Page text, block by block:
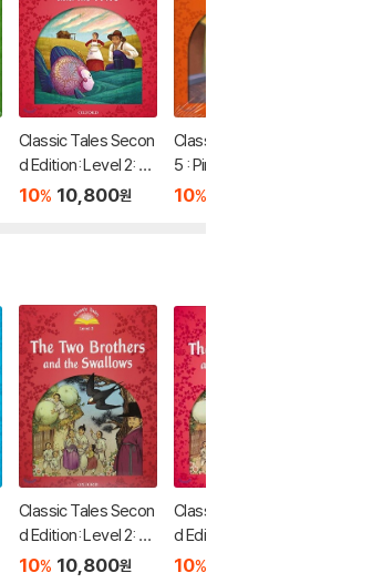
Classic Tales Secon
d Edition: Level 2: Th
e Fisherman and His
10% 10,800원
Classic Tales Level
5 : Pinicchio (Studen
t Book Pack + Multi-
10%
Classic Tales Secon
d Edition: Level 2: Th
e Two Brothers and
10% 10,800원
Classic Tales Secon
d Edition: Level 2: Th
e Two Brothers and
10%